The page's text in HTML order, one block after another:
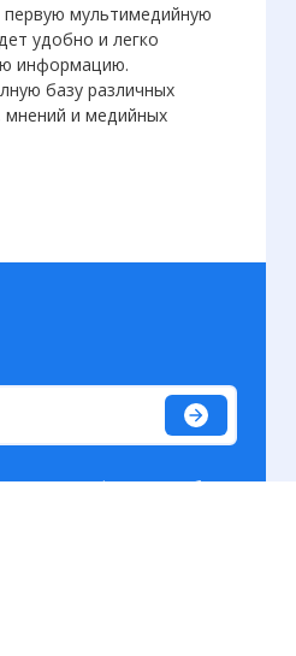
мультимедийную
удобно и легко
информацию.
базу различных
мнений и медийных
информацию без